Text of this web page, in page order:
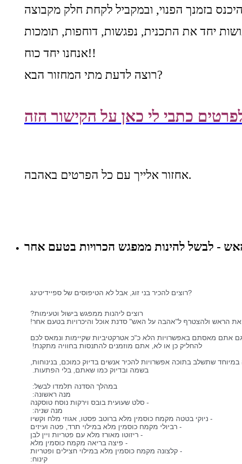
אנחנו יחד כוח!!
רוצה לדעת מתי המחזור הבא?
כתבי לי כאן על הקישור הזה
אחזור אלייך עם כל הפרטים באהבה.
- לבשל להינות ממפגש הכרויות בטעם אחר
רוצים להכיר בני זוג, אבל לא הטיפוסים של ספיידיטינג?
רוצים ליהנות ממפגש בישול וטעימות?
הראש ולהצטרף ל"אהבה על האש" סדנת אוכל והיכרויות בטעם אחר!
אתם מאסתם באפשרויות הלא כ"כ אטרקטיביות שקיימות ונמאס לכם
להחליק כן או לא, אתם מוזמנים להתנסות בחוויה מתקנת!
שתשלב בתוכה אפשרויות להכיר אנשים בדיוק כמוכם, בנינוחות,
בשמה ובדיוק כמו שאתם, בלי הפתעות.
במהלך הסדנה תלמדו לבשל:
מנה ראשונה:
- סלט שעועית בובס וירקות נוסח טוסקנה
מנה שניה:
- ניוקי בטטה מקמח כוסמין מלא ברוטב פסטו, אגוזי מלח וקשיו
- רביולי מקמח כוסמין מלא במילוי תרד, פטה ועיזים
- ריזוטו מאורז מלא עם פטריות ויין לבן
- פיצה בריאה מקמח כוסמין מלא
- קלצונה מקמח כוסמין מלא במילוי חצילים ופטריות
קינוח: